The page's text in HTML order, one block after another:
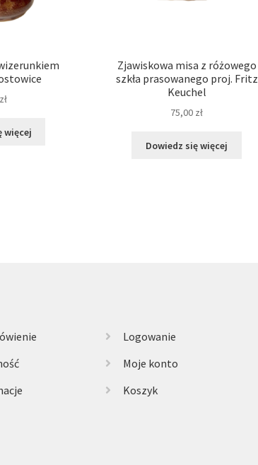
zł
więcej
Zjawiskowa misa z różowego
szkła prasowanego proj. Fritz
Keuchel
75,00 zł
Dowiedz się więcej
Logowanie
Moje konto
Koszyk